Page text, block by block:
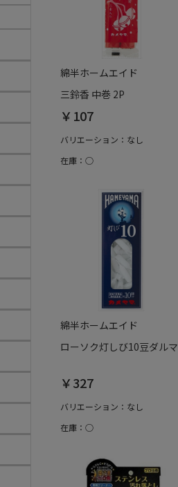
綿半ホームエイド
三鈴香 中巻 2P
￥107
バリエーション：なし
在庫：○
綿半ホームエイド
ローソク灯しび10豆ダルマ
￥327
バリエーション：なし
在庫：○